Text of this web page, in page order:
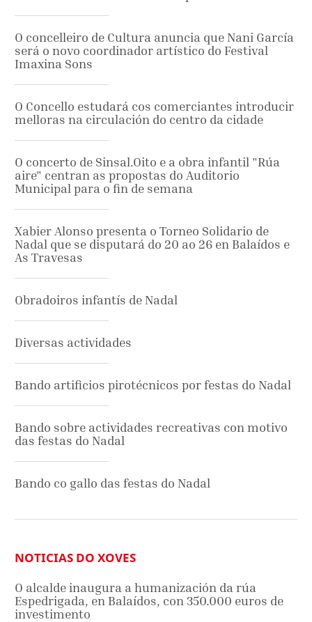
O concelleiro de Cultura anuncia que Nani García
será o novo coordinador artístico do Festival
Imaxina Sons
O Concello estudará cos comerciantes introducir
melloras na circulación do centro da cidade
O concerto de Sinsal.Oito e a obra infantil "Rúa
aire" centran as propostas do Auditorio
Municipal para o fin de semana
Xabier Alonso presenta o Torneo Solidario de
Nadal que se disputará do 20 ao 26 en Balaídos e
As Travesas
Obradoiros infantís de Nadal
Diversas actividades
Bando artificios pirotécnicos por festas do Nadal
Bando sobre actividades recreativas con motivo
das festas do Nadal
Bando co gallo das festas do Nadal
NOTICIAS DO XOVES
O alcalde inaugura a humanización da rúa
Espedrigada, en Balaídos, con 350.000 euros de
investimento